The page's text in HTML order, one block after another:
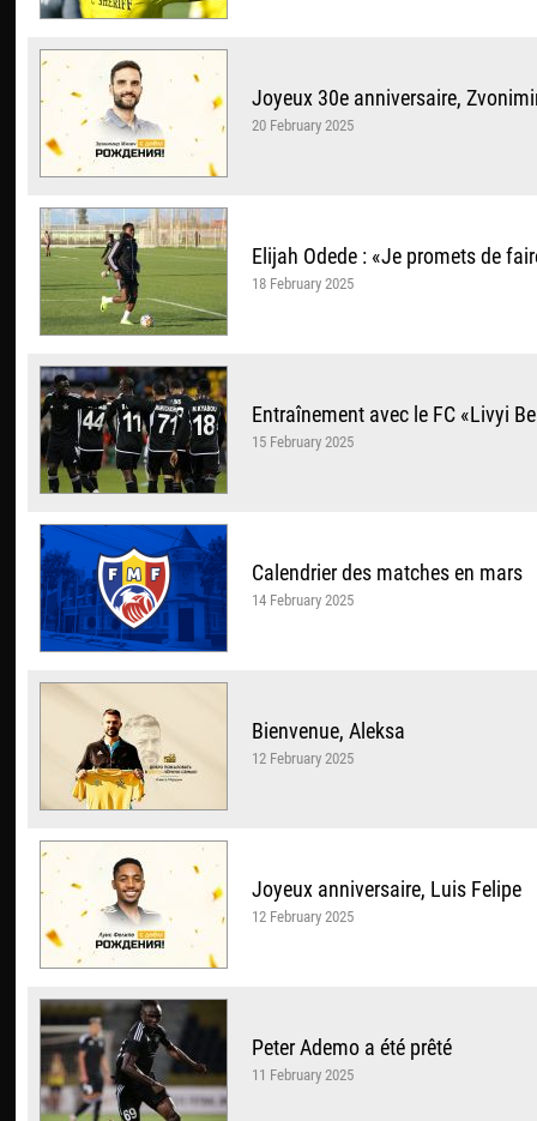
Joyeux 30e anniversaire,
20 February 2025
Elijah Odede : «Je promets de
18 February 2025
Entraînement avec le FC «Livyi
15 February 2025
Calendrier des matches en mars
14 February 2025
Bienvenue, Aleksa
12 February 2025
Joyeux anniversaire, Luis Felipe
12 February 2025
Peter Ademo a été prêté
11 February 2025